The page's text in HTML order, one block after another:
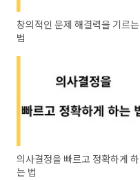
창의적인 문제 해결력을 기르는
법
의사결정을 빠르고 정확하게 하
는 법